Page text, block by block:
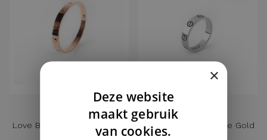
CARTIER
Love Bracelet Classic Rose
CARTIER
Love Ring Small White Gold
×
Deze website
maakt gebruik
van cookies.